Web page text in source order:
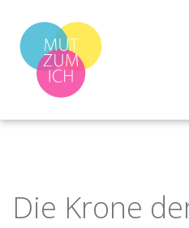
Zum
Inhalt
springen
Die Krone